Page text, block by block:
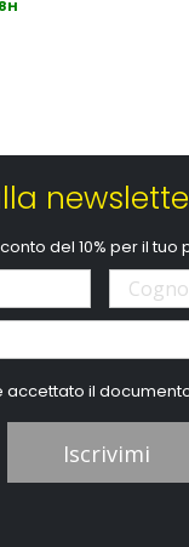
del 10% per il
accettato il
Iscrivimi